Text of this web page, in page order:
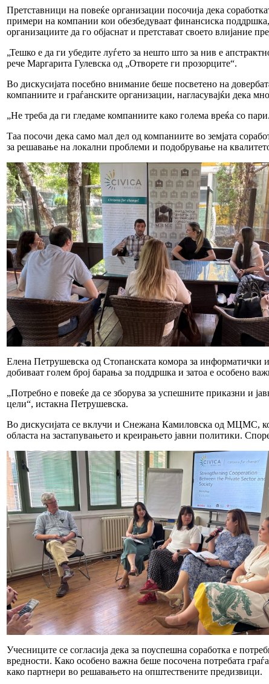
Претставници на повеќе организации посочија дека
примери на компании кои обезбедуваат финансиска
организациите да го објаснат и претстават своето влијание
„Тешко е да ги убедите луѓето за нешто што за нив е
рече Маргарита Гулевска од „Отворете ги прозорците“.
Во дискусијата посебно внимание беше посветено на
компаниите и граѓанските организации, нагласувајќи дека
„Не треба да ги гледаме компаниите како голема вреќа со
Таа посочи дека само мал дел од компаниите во земјата
за решавање на локални проблеми и подобрување на
Елена Петрушевска од Стопанската комора за информатички
добиваат голем број барања за поддршка и затоа е особено
„Потребно е повеќе да се зборува за успешните приказни и
цели“, истакна Петрушевска.
Во дискусијата се вклучи и Снежана Камиловска од МЦМС,
областа на застапувањето и креирањето јавни политики.
Учесниците се согласија дека за поуспешна соработка е
вредности. Како особено важна беше посочена потребата
како партнери во решавањето на општествените предизвици.